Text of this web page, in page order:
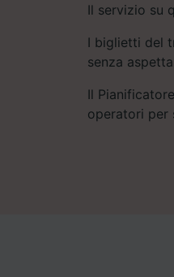
Il servizio su
I biglietti del
senza
Il
operatori per